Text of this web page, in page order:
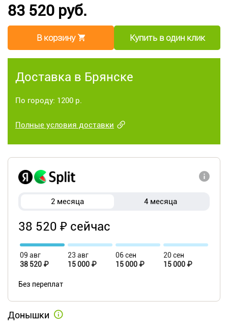
83 520 руб.
В корзину Купить в один клик
Доставка в Брянске
По городу: 1200 р.
Полные условия доставки
2 месяца 4 месяца
38 520 ₽ сейчас
09 авг
38 520 ₽
23 авг
15 000 ₽
06 сен
15 000 ₽
20 сен
15 000 ₽
Без переплат
Донышки